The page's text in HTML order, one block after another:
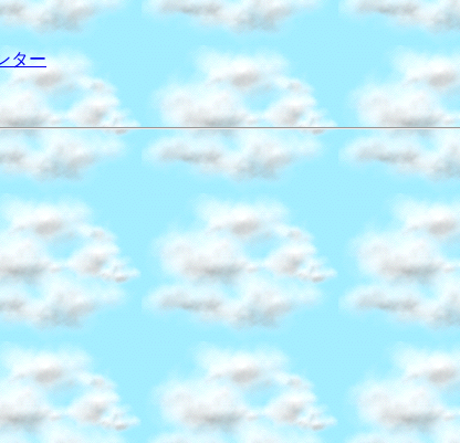
ター